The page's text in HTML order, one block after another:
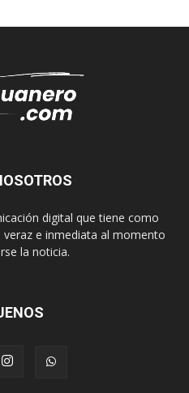
digital que tiene como
e inmediata al momento
la noticia.